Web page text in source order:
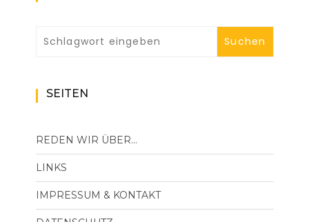
SEITEN
REDEN WIR ÜBER…
LINKS
IMPRESSUM & KONTAKT